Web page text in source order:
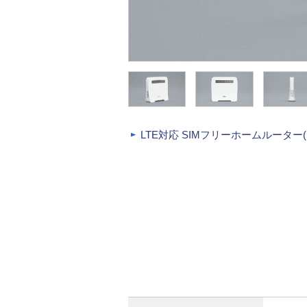
LTE対応 SIMフリーホームルータ